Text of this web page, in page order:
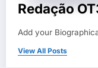
Redação
Add your
View All Posts